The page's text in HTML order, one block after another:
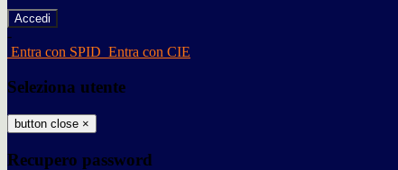
-
Entra con SPID Entra con CIE
Seleziona utente
button close ×
Recupero password